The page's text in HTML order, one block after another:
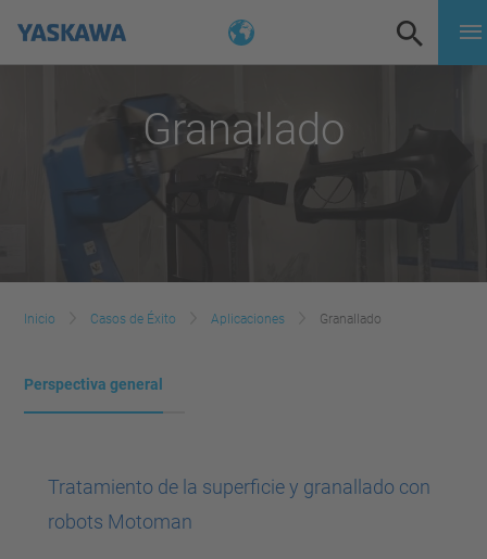
Granallado
Inicio Casos de Éxito Aplicaciones Granallado
Perspectiva general
Tratamiento de la superficie y granallado con
robots Motoman